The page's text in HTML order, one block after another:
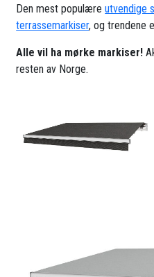
Den mest populæreutvendige
terrassemarkiser, og trendene
Alle vil ha mørke markiser!
resten av Norge.